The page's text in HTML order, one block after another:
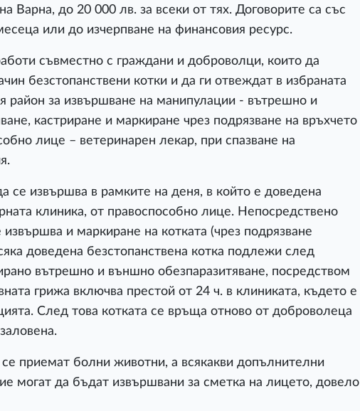
Варна, до 20 000 лв. за всеки от тях. Договорите са със
или до изчерпване на финансовия ресурс.
съвместно с граждани и доброволци, които да
безстопанствени котки и да ги отвеждат в избраната
район за извършване на манипулации - вътрешно и
кастриране и маркиране чрез подрязване на връхчето
лице – ветеринарен лекар, при спазване на
се извършва в рамките на деня, в който е доведена
клиника, от правоспособно лице. Непосредствено
и маркиране на котката (чрез подрязване
доведена безстопанствена котка подлежи след
вътрешно и външно обезпаразитяване, посредством
грижа включва престой от 24 ч. в клиниката, където е
След това котката се връща отново от доброволеца
приемат болни животни, а всякакви допълнителни
могат да бъдат извършвани за сметка на лицето, довело